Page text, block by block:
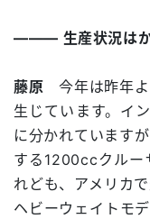
――― 生産状況はか
藤原 今年は昨年よ
生じています。イ
に分かれています
する1200ccクルー
れども、アメリカ
ヘビーウェイトモ